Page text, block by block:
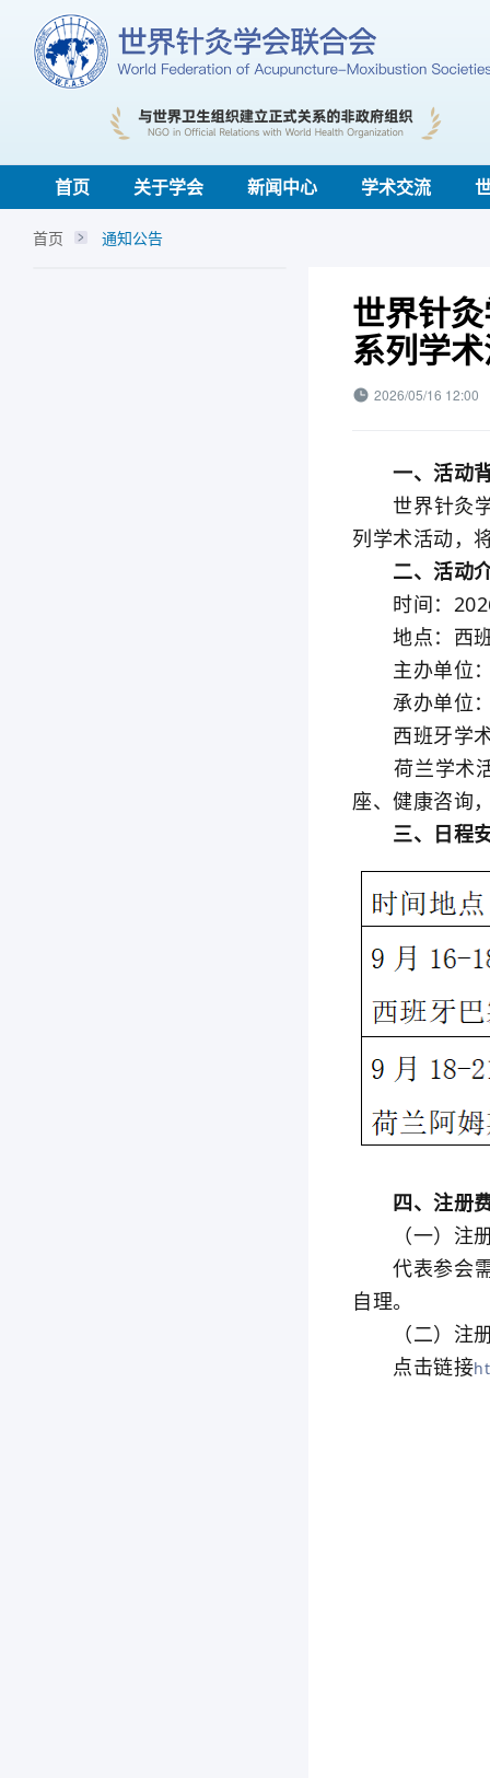
首页 关于学会 新闻中心 学术交流
首页 通知公告
世界针
系列学
2026/05/16 12:00
一、活动
世界针灸学
列学术活动，
二、活动
时间：2026
地点：西班
主办单位：
承办单位：
西班牙学术
荷兰学术活
座、健康咨询
三、日程安
四、注册
（一）注册
代表参会需
自理。
（二）注
点击链接